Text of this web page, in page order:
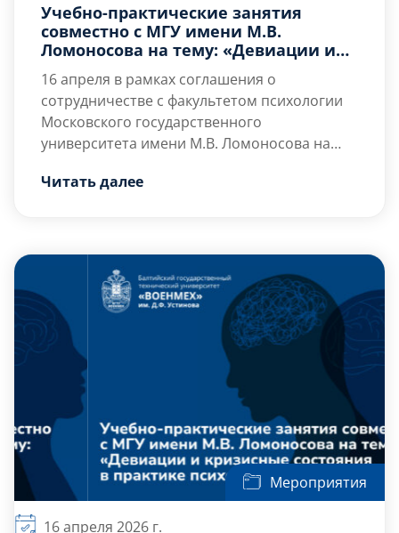
Учебно-практические занятия
совместно с МГУ имени М.В.
Ломоносова на тему: «Девиации и
кризисные состояния в практике
психолога»
16 апреля в рамках соглашения о
сотрудничестве с факультетом психологии
Московского государственного
университета имени М.В. Ломоносова на
высокотехнологичными предприятиями»
занятия со студентами 4 курса
специальности «Психология служебной
деятельности», посвящённые актуальной
теме: «Девиации и кризисные состояния в
практике психолога».
Читать далее
Мероприятия
16 апреля 2026 г.